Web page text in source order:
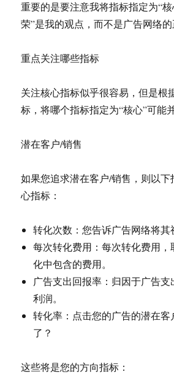
重要的是要注意我将指标指定为“核
荣”是我的观点，而不是广告网络的
重点关注哪些指标
关注核心指标似乎很容易，但是根
标，将哪个指标指定为“核心”可能
潜在客户/销售
如果您追求潜在客户/销售，则以
心指标：
转化次数：您告诉广告网络将其
每次转化费用：每次转化费用
化中包含的费用。
广告支出回报率：归因于广告
利润。
转化率：点击您的广告的潜在
了？
这些将是您的方向指标：